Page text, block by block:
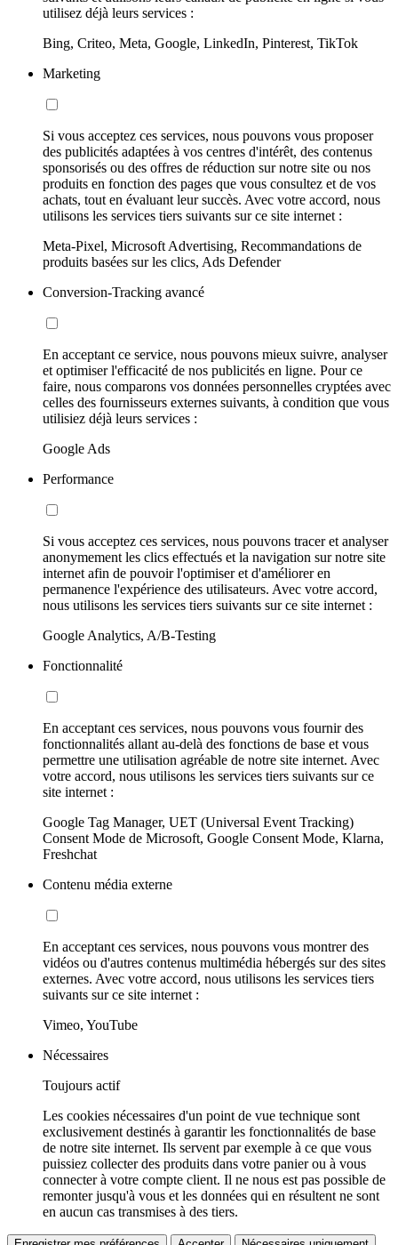
utilisez déjà leurs services :
Bing, Criteo, Meta, Google, LinkedIn, Pinterest, TikTok
Marketing
Si vous acceptez ces services, nous pouvons vous proposer
des publicités adaptées à vos centres d'intérêt, des contenus
sponsorisés ou des offres de réduction sur notre site ou nos
produits en fonction des pages que vous consultez et de vos
achats, tout en évaluant leur succès. Avec votre accord, nous
utilisons les services tiers suivants sur ce site internet :
Meta-Pixel, Microsoft Advertising, Recommandations de
produits basées sur les clics, Ads Defender
Conversion-Tracking avancé
En acceptant ce service, nous pouvons mieux suivre, analyser
et optimiser l'efficacité de nos publicités en ligne. Pour ce
faire, nous comparons vos données personnelles cryptées avec
celles des fournisseurs externes suivants, à condition que vous
utilisiez déjà leurs services :
Google Ads
Performance
Si vous acceptez ces services, nous pouvons tracer et analyser
anonymement les clics effectués et la navigation sur notre site
internet afin de pouvoir l'optimiser et d'améliorer en
permanence l'expérience des utilisateurs. Avec votre accord,
nous utilisons les services tiers suivants sur ce site internet :
Google Analytics, A/B-Testing
Fonctionnalité
En acceptant ces services, nous pouvons vous fournir des
fonctionnalités allant au-delà des fonctions de base et vous
permettre une utilisation agréable de notre site internet. Avec
votre accord, nous utilisons les services tiers suivants sur ce
site internet :
Google Tag Manager, UET (Universal Event Tracking)
Consent Mode de Microsoft, Google Consent Mode, Klarna,
Freshchat
Contenu média externe
En acceptant ces services, nous pouvons vous montrer des
vidéos ou d'autres contenus multimédia hébergés sur des sites
externes. Avec votre accord, nous utilisons les services tiers
suivants sur ce site internet :
Vimeo, YouTube
Nécessaires
Toujours actif
Les cookies nécessaires d'un point de vue technique sont
exclusivement destinés à garantir les fonctionnalités de base
de notre site internet. Ils servent par exemple à ce que vous
puissiez collecter des produits dans votre panier ou à vous
connecter à votre compte client. Il ne nous est pas possible de
remonter jusqu'à vous et les données qui en résultent ne sont
en aucun cas transmises à des tiers.